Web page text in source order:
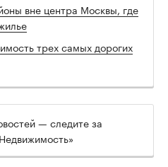
вне центра Москвы, где
трех самых дорогих
— следите за